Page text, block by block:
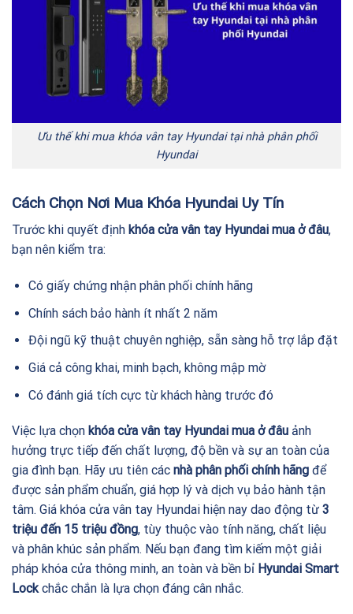
Ưu thế khi mua khóa vân tay Hyundai tại nhà phân phối
Hyundai
Cách Chọn Nơi Mua Khóa Hyundai Uy Tín
Trước khi quyết định khóa cửa vân tay Hyundai mua ở đâu,
bạn nên kiểm tra:
Có giấy chứng nhận phân phối chính hãng
Chính sách bảo hành ít nhất 2 năm
Đội ngũ kỹ thuật chuyên nghiệp, sẵn sàng hỗ trợ lắp đặt
Giá cả công khai, minh bạch, không mập mờ
Có đánh giá tích cực từ khách hàng trước đó
Việc lựa chọn khóa cửa vân tay Hyundai mua ở đâu ảnh
hưởng trực tiếp đến chất lượng, độ bền và sự an toàn của
gia đình bạn. Hãy ưu tiên các nhà phân phối chính hãng để
được sản phẩm chuẩn, giá hợp lý và dịch vụ bảo hành tận
tâm. Giá khóa cửa vân tay Hyundai hiện nay dao động từ 3
triệu đến 15 triệu đồng, tùy thuộc vào tính năng, chất liệu
và phân khúc sản phẩm. Nếu bạn đang tìm kiếm một giải
pháp khóa cửa thông minh, an toàn và bền bỉ Hyundai Smart
Lockchắc chắn là lựa chọn đáng cân nhắc.